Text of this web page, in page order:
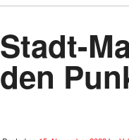
Stadt-
den